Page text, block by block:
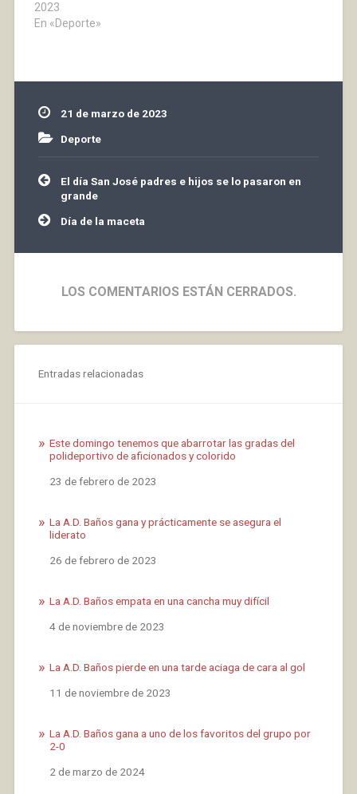
de este grupo 20 de la
Tercera División de
2023
En «Deporte»
21 de marzo de 2023
Deporte
Navegación
de
entradas
El día San José padres e hijos se lo pasaron en
grande
Día de la maceta
LOS COMENTARIOS ESTÁN CERRADOS.
Entradas relacionadas
Este domingo tenemos que abarrotar las gradas del
polideportivo de aficionados y colorido
Fecha
23 de febrero de 2023
La A.D. Baños gana y prácticamente se asegura el
liderato
Fecha
26 de febrero de 2023
La A.D. Baños empata en una cancha muy difícil
Fecha
4 de noviembre de 2023
La A.D. Baños pierde en una tarde aciaga de cara al gol
Fecha
11 de noviembre de 2023
La A.D. Baños gana a uno de los favoritos del grupo por
2-0
Fecha
2 de marzo de 2024